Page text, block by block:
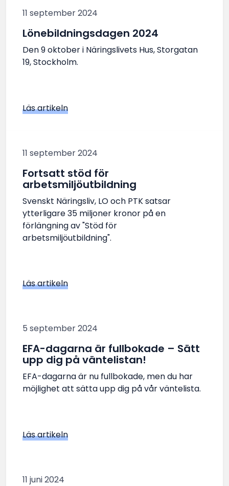
11 september 2024
Lönebildningsdagen 2024
Den 9 oktober i Näringslivets Hus, Storgatan
19, Stockholm.
Läs artikeln
11 september 2024
Fortsatt stöd för
arbetsmiljöutbildning
Svenskt Näringsliv, LO och PTK satsar
ytterligare 35 miljoner kronor på en
förlängning av "Stöd för
arbetsmiljöutbildning".
Läs artikeln
5 september 2024
EFA-dagarna är fullbokade – Sätt
upp dig på väntelistan!
EFA-dagarna är nu fullbokade, men du har
möjlighet att sätta upp dig på vår väntelista.
Läs artikeln
11 juni 2024